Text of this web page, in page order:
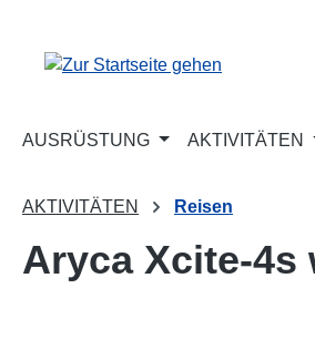
AUSRÜSTUNG AKTIVITÄTEN
AKTIVITÄTEN Reisen
Aryca Xcite-4s